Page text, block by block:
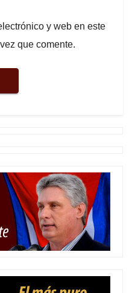
y web en este
que comente.